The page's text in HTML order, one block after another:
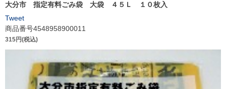
大分市 指定有料ごみ袋 大袋 ４５Ｌ １０枚入
Tweet
商品番号4548958900011
315円(税込)